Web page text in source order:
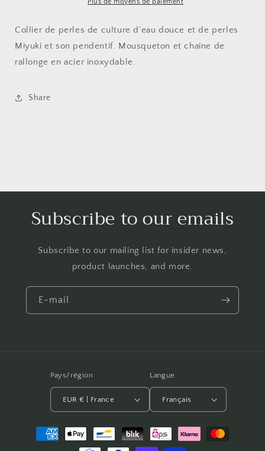
Plus de moyens de paiement
Collier de perles de culture d'eau douce et de perles
Miyuki et son pendentif. Mousqueton et chaîne de
rallonge en acier inoxydable.
Share
Subscribe to our emails
Subscribe to our mailing list for insider news,
product launches, and more.
E-mail
Pays/région
EUR € | France
Langue
Français
Moyens